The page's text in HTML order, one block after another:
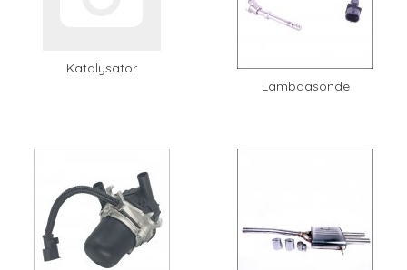
Katalysator
Lambdasonde